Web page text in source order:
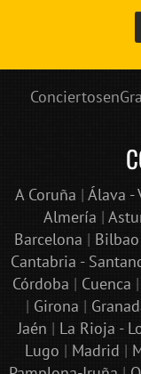
A Coruña | Álava -
Almería |
Barcelona |
Cantabria -
Córdoba | Cuenca |
| Girona |
Jaén | La Rioja -
Lugo | Madrid |